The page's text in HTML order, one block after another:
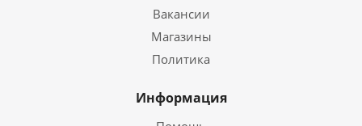
Вакансии
Магазины
Политика
Информация